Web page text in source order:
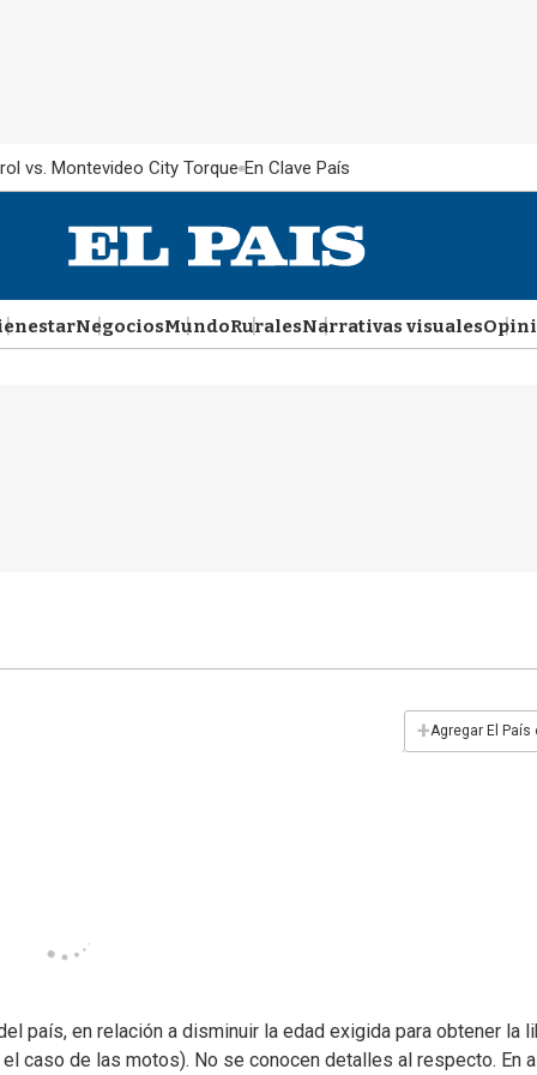
vs. Montevideo City Torque En Clave País
NegociosMundoRuralesNarrativas visuales
+Agregar El País
país, en relación a disminuir la edad exigida para obtener la
caso de las motos). No se conocen detalles al respecto. En